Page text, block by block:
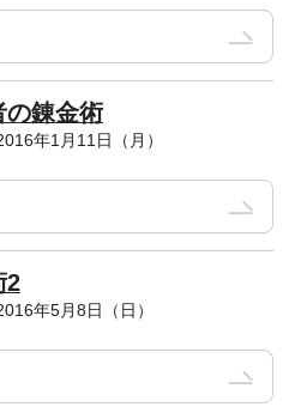
錬金術
年1月11日（月）
2
年5月8日（日）